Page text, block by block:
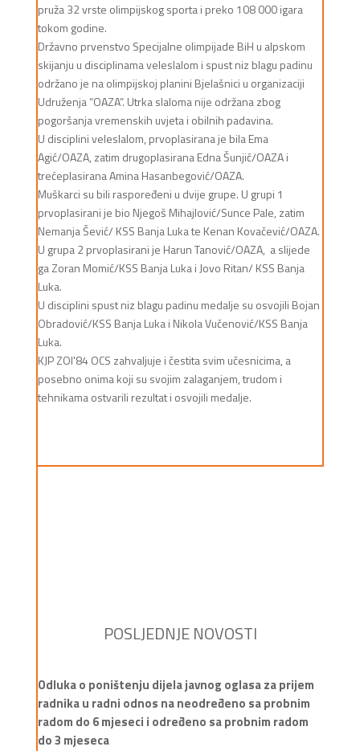
pruža 32 vrste olimpijskog sporta i preko 108 000 igara
tokom godine.
Državno prvenstvo Specijalne olimpijade BiH u alpskom
skijanju u disciplinama veleslalom i spust niz blagu padinu
održano je na olimpijskoj planini Bjelašnici u organizaciji
Udruženja “OAZA”. Utrka slaloma nije održana zbog
pogoršanja vremenskih uvjeta i obilnih padavina.
U disciplini veleslalom, prvoplasirana je bila Ema
Agić/OAZA, zatim drugoplasirana Edna Šunjić/OAZA i
trećeplasirana Amina Hasanbegović/OAZA.
Muškarci su bili raspoređeni u dvije grupe. U grupi 1
prvoplasirani je bio Njegoš Mihajlović/Sunce Pale, zatim
Nemanja Šević/ KSS Banja Luka te Kenan Kovačević/OAZA.
U grupa 2 prvoplasirani je Harun Tanović/OAZA, a slijede
ga Zoran Momić/KSS Banja Luka i Jovo Ritan/ KSS Banja
Luka.
U disciplini spust niz blagu padinu medalje su osvojili Bojan
Obradović/KSS Banja Luka i Nikola Vučenović/KSS Banja
Luka.
KJP ZOI'84 OCS zahvaljuje i čestita svim učesnicima, a
posebno onima koji su svojim zalaganjem, trudom i
tehnikama ostvarili rezultat i osvojili medalje.
POSLJEDNJE NOVOSTI
Odluka o poništenju dijela javnog oglasa za prijem
radnika u radni odnos na neodređeno sa probnim
radom do 6 mjeseci i određeno sa probnim radom
do 3 mjeseca